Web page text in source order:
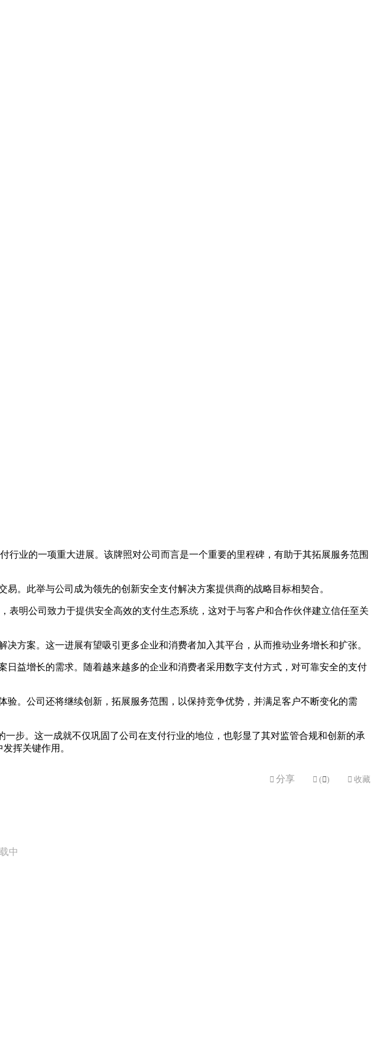
行业的一项重大进展。该牌照对公司而言是一个重要的里程碑，有助于其拓展服务范围
。此举与公司成为领先的创新安全支付解决方案提供商的战略目标相契合。
表明公司致力于提供安全高效的支付生态系统，这对于与客户和合作伙伴建立信任至关
方案。这一进展有望吸引更多企业和消费者加入其平台，从而推动业务增长和扩张。
日益增长的需求。随着越来越多的企业和消费者采用数字支付方式，对可靠安全的支付
验。公司还将继续创新，拓展服务范围，以保持竞争优势，并满足客户不断变化的需
步。这一成就不仅巩固了公司在支付行业的地位，也彰显了其对监管合规和创新的承
挥关键作用。
 分享  ( )  收藏
中